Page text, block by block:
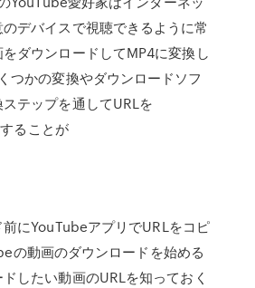
のデバイスで視聴できるように常
ダウンロードしてMP4に変換し
つかの変換やダウンロードソフ
テップを通してURLを
ることが
にYouTubeアプリでURLをコピ
の動画のダウンロードを始める
したい動画のURLを知っておく